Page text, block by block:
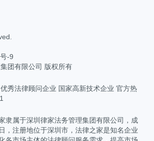
-9
团有限公司 版权所有
秀法律顾问企业 国家高新技术企业 官方热
隶属于深圳律家法务管理集团有限公司，成
，注册地位于深圳市，法律之家是知名企业